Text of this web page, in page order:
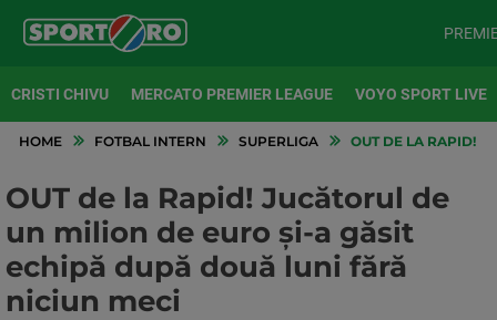
CRISTI CHIVU MERCATO PREMIER LEAGUE VOYO SPORT LIVE
HOME FOTBAL INTERN SUPERLIGA OUT DE LA RAPID!
OUT de la Rapid! Jucătorul de
un milion de euro și-a găsit
echipă după două luni fără
niciun meci